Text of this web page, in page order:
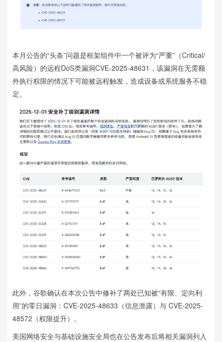
本月公告的“头条”问题是框架组件中一个被评为“严重”（Critical/
高风险）的远程DoS类漏洞CVE-2025-48631，该漏洞在无需额
外执行权限的情况下可能被远程触发，造成设备或系统服务不稳
定。
此外，谷歌确认在本次公告中修补了两处已知被“有限、定向利
用”的零日漏洞：CVE-2025-48633（信息泄露）与 CVE-2025-
48572（权限提升）。
美国网络安全与基础设施安全局也在公告发布后将相关漏洞列入